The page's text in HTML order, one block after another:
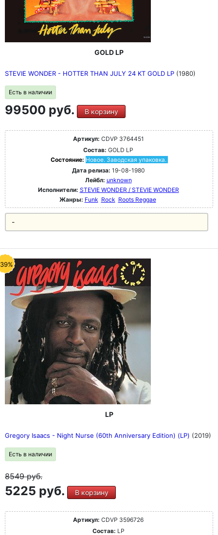
GOLD LP
STEVIE WONDER - HOTTER THAN JULY 24 KT GOLD LP (1980)
Есть в наличии
99500 руб. В корзину
Артикул: CDVP 3764451
Состав: GOLD LP
Состояние: Новое. Заводская упаковка.
Дата релиза: 19-08-1980
Лейбл: unknown
Исполнители: STEVIE WONDER / STEVIE WONDER
Жанры: Funk Rock Roots Reggae
-
LP
Gregory Isaacs - Night Nurse (60th Anniversary Edition) (LP) (2019)
Есть в наличии
8549руб.
5225 руб. В корзину
Артикул: CDVP 3596726
Состав: LP